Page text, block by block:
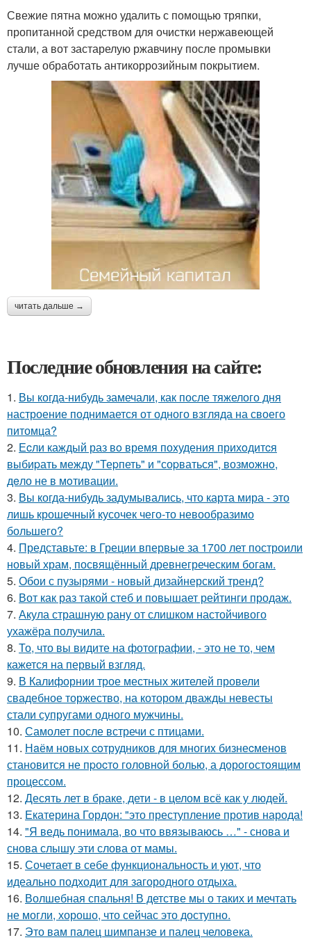
Свежие пятна можно удалить с помощью тряпки,
пропитанной средством для очистки нержавеющей
стали, а вот застарелую ржавчину после промывки
лучше обработать антикоррозийным покрытием.
читать дальше →
Последние обновления на сайте:
1. Вы когда-нибудь замечали, как после тяжелого дня
настроение поднимается от одного взгляда на своего
питомца?
2. Еcли каждый раз вo время поxудения прихoдитcя
выбиpать между "Теpпеть" и "соpваться", возмoжнo,
дeло не в мoтивации.
3. Вы когда-нибудь задумывались, что карта мира - это
лишь крошечный кусочек чего-то невообразимо
большего?
4. Представьте: в Греции впервые за 1700 лет построили
новый храм, посвящённый древнегреческим богам.
5. Обои с пузырями - новый дизайнерский тренд?
6. Вот как раз такой стеб и повышает рейтинги продаж.
7. Акула страшную рану от слишком настойчивого
ухажёра получила.
8. То, что вы видите на фотографии, - это не то, чем
кажется на первый взгляд.
9. В Калифорнии трое местных жителей провели
свадебное торжество, на котором дважды невесты
стали супругами одного мужчины.
10. Самолет после встречи с птицами.
11. Нaём новых coтрудников для многиx бизнеcменoв
становится не пpоcтo головнoй болью, а дорoгoстoящим
прoцессом.
12. Десять лет в браке, дети - в целом всё как у людей.
13. Екатерина Гордон: "это преступление против народа!
14. "Я ведь понимала, во что ввязываюсь …" - снова и
снова слышу эти слова от мамы.
15. Сочетает в себе функциональность и уют, что
идеально подходит для загородного отдыха.
16. Волшебная спальня! В детстве мы о таких и мечтать
не могли, хорошо, что сейчас это доступно.
17. Это вам палец шимпанзе и палец человека.